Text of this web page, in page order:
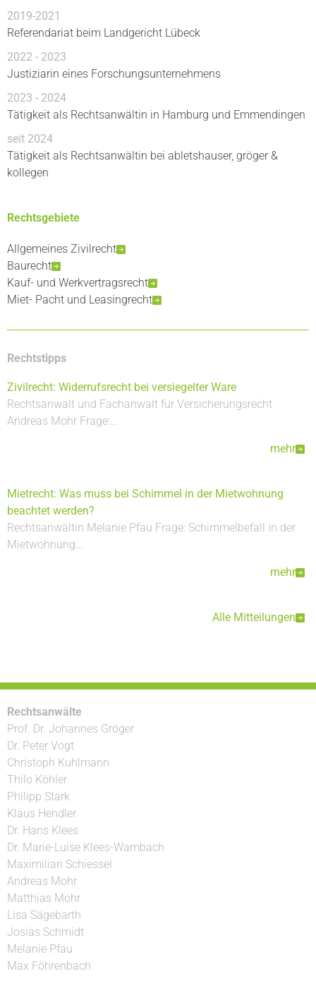
Rechtstipps
Zivilrecht: Widerrufsrecht bei versiegelter Ware
Rechtsanwalt und Fachanwalt für Versicherungsrecht
Andreas Mohr Frage:…
mehr
Mietrecht: Was muss bei Schimmel in der Mietwohnung
beachtet werden?
Rechtsanwältin Melanie Pfau Frage: Schimmelbefall in der
Mietwohnung…
mehr
Alle Mitteilungen
2019-2021
Referendariat beim Landgericht Lübeck
2022 - 2023
Justiziarin eines Forschungsunternehmens
2023 - 2024
Tätigkeit als Rechtsanwältin in Hamburg und Emmendingen
seit 2024
Tätigkeit als Rechtsanwältin bei abletshauser, gröger &
kollegen
Rechtsgebiete
Allgemeines Zivilrecht
Baurecht
Kauf- und Werkvertragsrecht
Miet- Pacht und Leasingrecht
Rechtsanwälte
Prof. Dr. Johannes Gröger
Dr. Peter Vogt
Christoph Kuhlmann
Thilo Köhler
Philipp Stark
Klaus Hendler
Dr. Hans Klees
Dr. Marie-Luise Klees-Wambach
Maximilian Schiessel
Andreas Mohr
Matthias Mohr
Lisa Sägebarth
Josias Schmidt
Melanie Pfau
Max Föhrenbach